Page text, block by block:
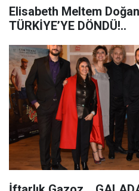
Elisabeth Meltem
TÜRKİYE’YE DÖNDÜ!..